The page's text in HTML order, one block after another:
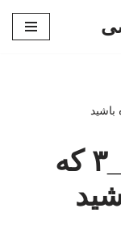
فوایدی مهم از امگا_۳ که